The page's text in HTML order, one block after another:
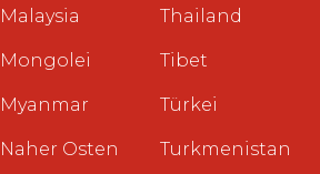
Malaysia
Mongolei
Myanmar
Naher Osten
Thailand
Tibet
Türkei
Turkmenistan